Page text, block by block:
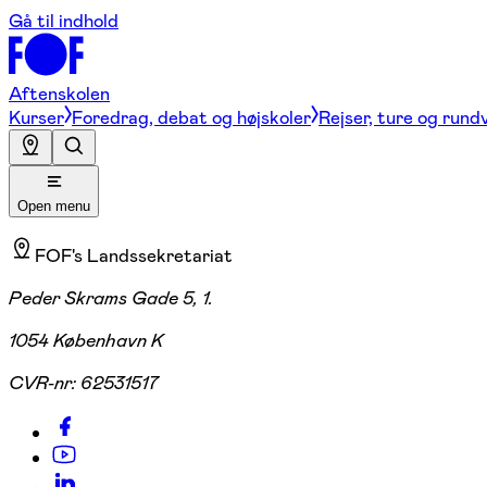
Gå til indhold
Aftenskolen
Kurser Foredrag, debat og højskoler Rejser, ture og
Open menu
FOF's Landssekretariat
Peder Skrams Gade 5, 1.
1054 København K
CVR-nr: 62531517